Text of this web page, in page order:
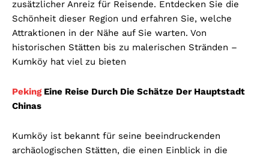
zusätzlicher Anreiz für Reisende. Entdecken Sie die
Schönheit dieser Region und erfahren Sie, welche
Attraktionen in der Nähe auf Sie warten. Von
historischen Stätten bis zu malerischen Stränden –
Kumköy hat viel zu bieten
Peking Eine Reise Durch Die Schätze Der Hauptstadt
Chinas
Kumköy ist bekannt für seine beeindruckenden
archäologischen Stätten, die einen Einblick in die